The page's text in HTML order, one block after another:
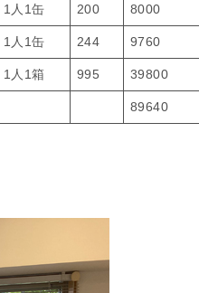
1人1缶 200 8000
1人1缶 244 9760
1人1箱 995 39800
89640